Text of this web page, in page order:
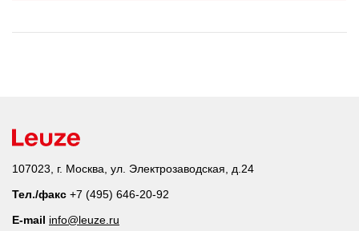
107023, г. Москва, ул. Электрозаводская, д.24
Тел./факс +7 (495) 646-20-92
E-mail info@leuze.ru